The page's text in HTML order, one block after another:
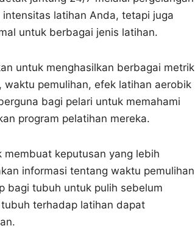
latihan Anda, tetapi juga
untuk berbagai jenis latihan.
untuk menghasilkan berbagai metrik
pemulihan, efek latihan aerobik
bagi pelari untuk memahami
program pelatihan mereka.
keputusan yang lebih
informasi tentang waktu pemulihan
bagi tubuh untuk pulih sebelum
terhadap latihan dapat